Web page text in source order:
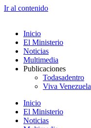
Ir al contenido
Inicio
El Ministerio
Noticias
Multimedia
Publicaciones
Todasadentro
Viva Venezuela
Inicio
El Ministerio
Noticias